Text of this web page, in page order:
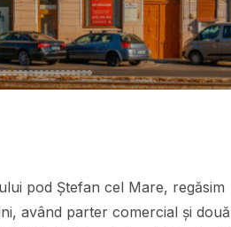
pod Ștefan cel Mare, regăsim
având parter comercial și două